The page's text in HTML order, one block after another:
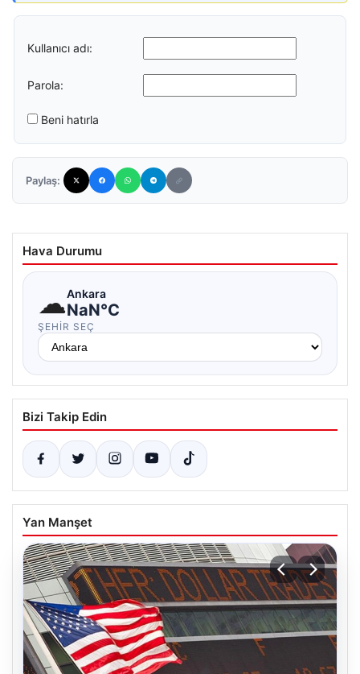
Kullanıcı adı:
Parola:
Beni hatırla
Paylaş:
Hava Durumu
☁Ankara
NaN°C
ŞEHIR SEÇ
Bizi Takip Edin
Yan Manşet